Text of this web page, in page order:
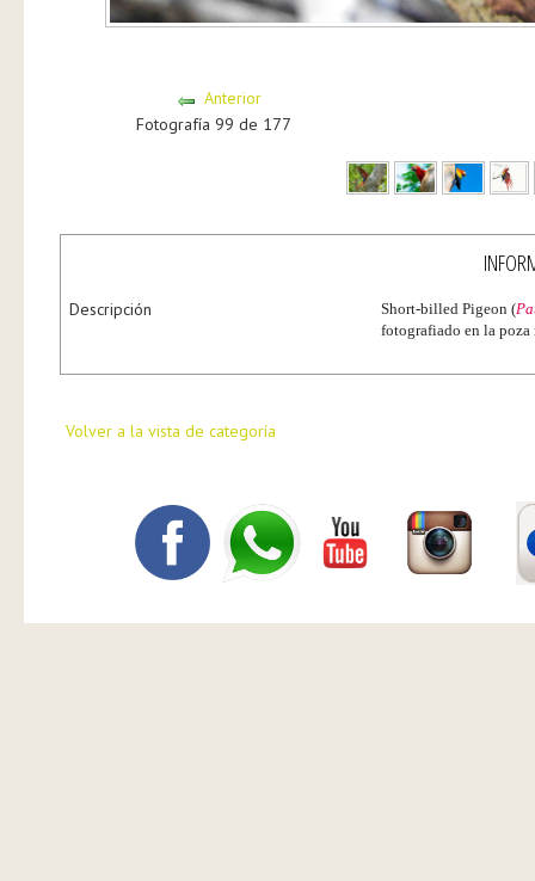
Anterior
Fotografía 99 de 177
Descripción Short-billed Pigeon (
fotografiado en la poza
Volver a la vista de categoría